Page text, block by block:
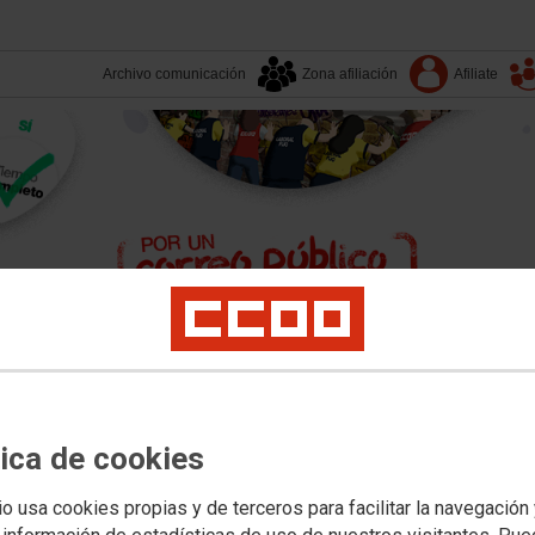
de cookies
usa cookies propias y de terceros para facilitar la navegación
Archivo comunicación Zona afiliación Afiliate
Aquí estamos Convenios